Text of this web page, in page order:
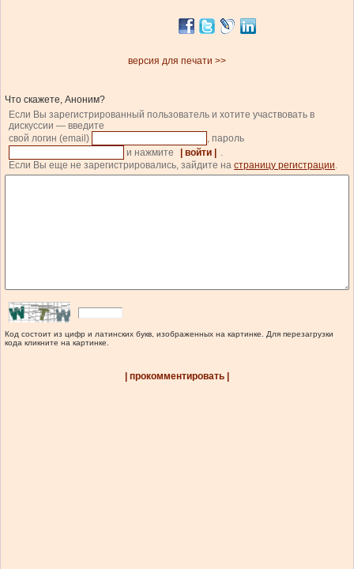
версия для печати >>
Что скажете, Аноним?
Если Вы зарегистрированный пользователь и хотите участвовать в
дискуссии — введите
свой логин (email)
, пароль
и нажмите
| войти |
.
Если Вы еще не зарегистрировались, зайдите на страницу регистрации.
Код состоит из цифр и латинских букв, изображенных на картинке. Для перезагрузки
кода кликните на картинке.
| прокомментировать |